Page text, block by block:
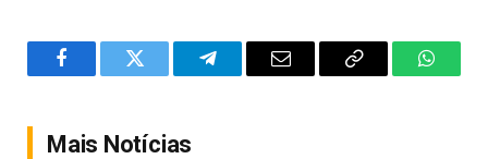
FacebookTwitter TelegramEmail
Copy
Mais Notícias